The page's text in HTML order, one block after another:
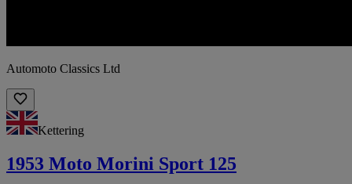
Automoto Classics Ltd
Kettering
1953 Moto Morini Sport 125